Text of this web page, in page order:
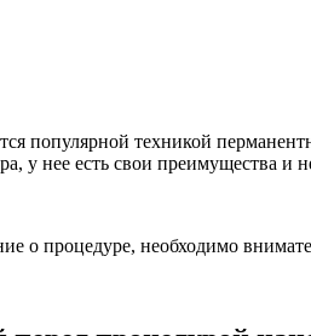
популярной техникой
у нее есть свои преимущества и
о процедуре, необходимо